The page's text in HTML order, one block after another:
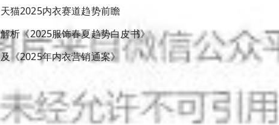
天猫2025内衣赛道趋势前瞻
解析《2025服饰春夏趋势白皮书》
及《2025年内衣营销通案》